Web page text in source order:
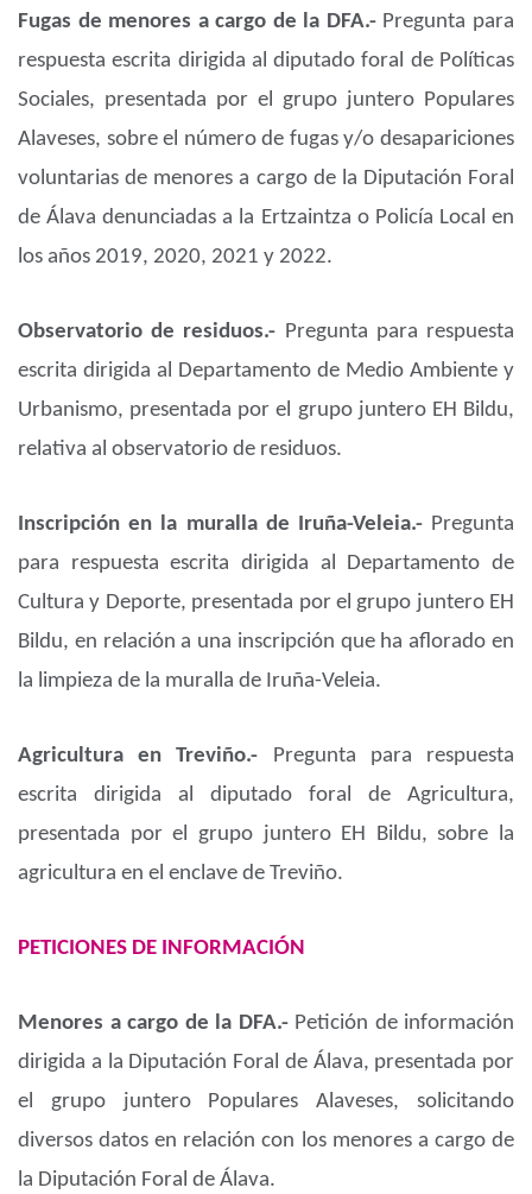
Fugas de menores a cargo de la DFA.- Pregunta para
respuesta escrita dirigida al diputado foral de Políticas
Sociales, presentada por el grupo juntero Populares
Alaveses, sobre el número de fugas y/o desapariciones
voluntarias de menores a cargo de la Diputación Foral
de Álava denunciadas a la Ertzaintza o Policía Local en
los años 2019, 2020, 2021 y 2022.
Observatorio de residuos.- Pregunta para respuesta
escrita dirigida al Departamento de Medio Ambiente y
Urbanismo, presentada por el grupo juntero EH Bildu,
relativa al observatorio de residuos.
Inscripción en la muralla de Iruña-Veleia.- Pregunta
para respuesta escrita dirigida al Departamento de
Cultura y Deporte, presentada por el grupo juntero EH
Bildu, en relación a una inscripción que ha aflorado en
la limpieza de la muralla de Iruña-Veleia.
Agricultura en Treviño.- Pregunta para respuesta
escrita dirigida al diputado foral de Agricultura,
presentada por el grupo juntero EH Bildu, sobre la
agricultura en el enclave de Treviño.
PETICIONES DE INFORMACIÓN
Menores a cargo de la DFA.- Petición de información
dirigida a la Diputación Foral de Álava, presentada por
el grupo juntero Populares Alaveses, solicitando
diversos datos en relación con los menores a cargo de
la Diputación Foral de Álava.